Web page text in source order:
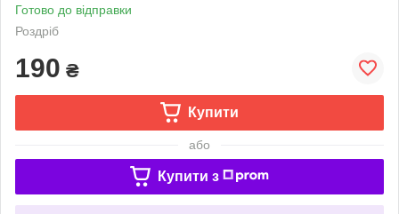
Готово до відправки
Роздріб
190 ₴
Купити
або
Купити з